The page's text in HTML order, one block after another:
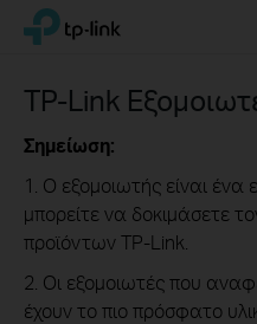
Click
the
navigation
bar
TP-Link, Reliably Smart
TP-Link
Σημείωση:
1. Ο εξομοιωτής είναι ένα
μπορείτε να δοκιμάσετε
προϊόντων TP-Link.
2. Οι εξομοιωτές που
έχουν το πιο πρόσφατο